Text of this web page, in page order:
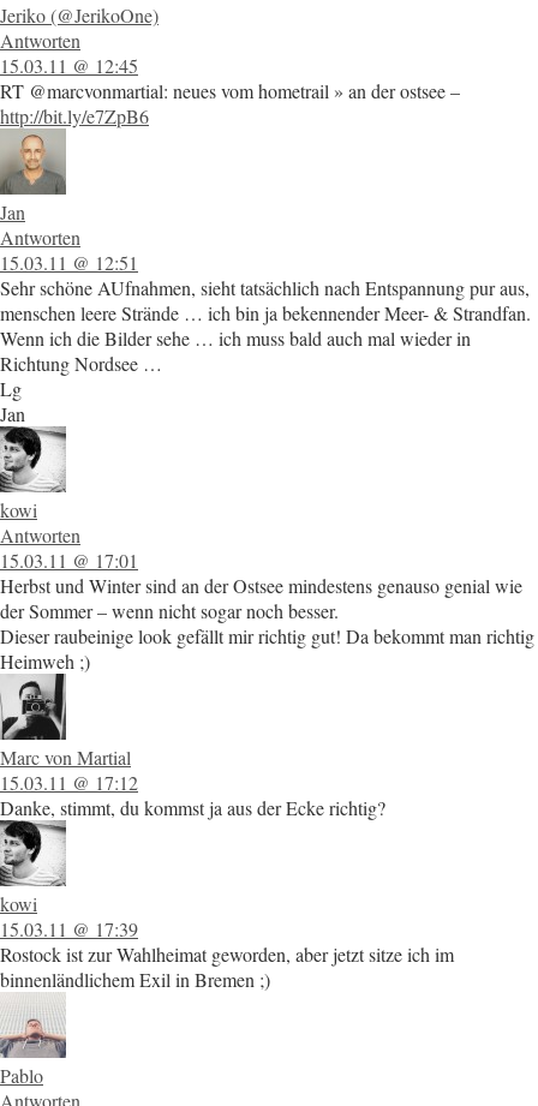
Jeriko (@JerikoOne)
Antworten
15.03.11 @ 12:45
RT @marcvonmartial: neues vom hometrail » an der ostsee –
http://bit.ly/e7ZpB6
Jan
Antworten
15.03.11 @ 12:51
Sehr schöne AUfnahmen, sieht tatsächlich nach Entspannung pur aus,
menschen leere Strände … ich bin ja bekennender Meer- & Strandfan.
Wenn ich die Bilder sehe … ich muss bald auch mal wieder in
Richtung Nordsee …
Lg
Jan
kowi
Antworten
15.03.11 @ 17:01
Herbst und Winter sind an der Ostsee mindestens genauso genial wie
der Sommer – wenn nicht sogar noch besser.
Dieser raubeinige look gefällt mir richtig gut! Da bekommt man richtig
Heimweh ;)
Marc von Martial
15.03.11 @ 17:12
Danke, stimmt, du kommst ja aus der Ecke richtig?
kowi
15.03.11 @ 17:39
Rostock ist zur Wahlheimat geworden, aber jetzt sitze ich im
binnenländlichem Exil in Bremen ;)
Pablo
Antworten